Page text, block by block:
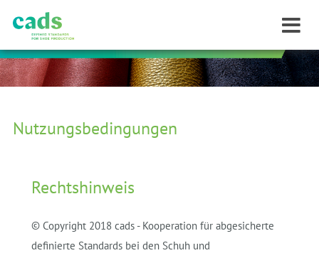
Nutzungsbedingungen
Rechtshinweis
© Copyright 2018 cads - Kooperation für abgesicherte
definierte Standards bei den Schuh und